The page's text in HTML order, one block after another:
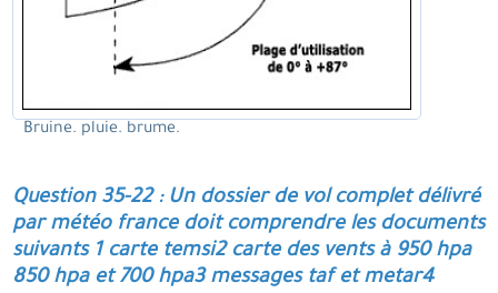
Bruine. pluie. brume.
Question 35-22 : Un dossier de vol complet délivré
par météo france doit comprendre les documents
suivants 1 carte temsi2 carte des vents à 950 hpa
850 hpa et 700 hpa3 messages taf et metar4